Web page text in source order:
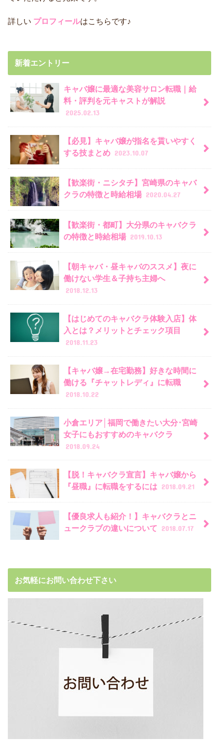
詳しい プロフィールはこちらです♪
新着エントリー
キャバ嬢に最適な美容サロン転職｜給
料・評判を元キャストが解説
2025.02.13
【必見】キャバ嬢が指名を貰いやすく
する技まとめ 2023.10.07
【歓楽街・ニシタチ】宮崎県のキャバ
クラの特徴と時給相場 2020.04.27
【歓楽街・都町】大分県のキャバクラ
の特徴と時給相場 2019.10.13
【朝キャバ・昼キャバのススメ】夜に
働けない学生＆子持ち主婦へ
2018.12.13
【はじめてのキャバクラ体験入店】体
入とは？メリットとチェック項目
2018.11.23
【キャバ嬢→在宅勤務】好きな時間に
働ける『チャットレディ』に転職
2018.10.22
小倉エリア│福岡で働きたい大分･宮崎
女子にもおすすめのキャバクラ
2018.09.24
【脱！キャバクラ宣言】キャバ嬢から
『昼職』に転職をするには 2018.09.21
【優良求人も紹介！】キャバクラとニ
ュークラブの違いについて 2018.07.17
お気軽にお問い合わせ下さい